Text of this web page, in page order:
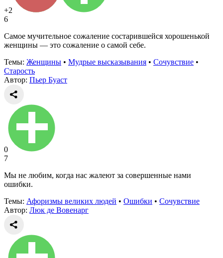
+2
6
Самое мучительное сожаление состарившейся хорошенькой
женщины — это сожаление о самой себе.
Темы: Женщины • Мудрые высказывания • Сочувствие •
Старость
Автор: Пьер Буаст
0
7
Мы не любим, когда нас жалеют за совершенные нами
ошибки.
Темы: Афоризмы великих людей • Ошибки • Сочувствие
Автор: Люк де Вовенарг